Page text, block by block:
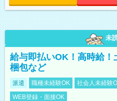
未
給与即払いOK！高時給！
梱包など
派遣 職種未経験OK 社会人未経験
WEB登録・面接OK